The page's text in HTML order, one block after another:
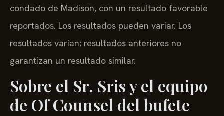
condado de Madison, con un resultado favorable
reportados. Los resultados pueden variar. Los
resultados varían; resultados anteriores no
garantizan un resultado similar.
Sobre el Sr. Sris y el equipo
de Of Counsel del bufete